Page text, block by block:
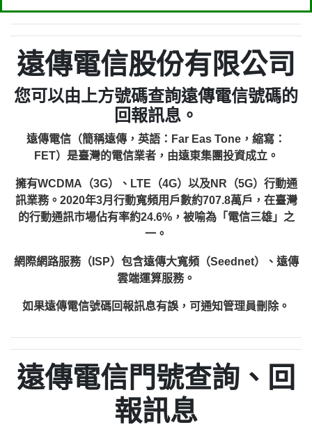
遠傳電信股份有限公司
您可以由上方號碼查詢遠傳電信號碼的
回報訊息。
遠傳電信（簡稱遠傳，英語：Far Eas Tone，縮寫：
FET）是臺灣的電信業者，由遠東集團投資成立。
擁有WCDMA（3G）、LTE（4G）以及NR（5G）行動通
訊業務。2020年3月行動寬頻用戶數約707.8萬戶，在臺灣
的行動通訊市場佔有率約24.6%，被喻為「電信三雄」之
一。
網際網路服務（ISP）包含遠傳大寬頻（Seednet）、遠傳
雲端運算服務。
如果遠傳電信號碼回報訊息有誤，可通知管理員刪除。
遠傳電信門號查詢、回
報訊息